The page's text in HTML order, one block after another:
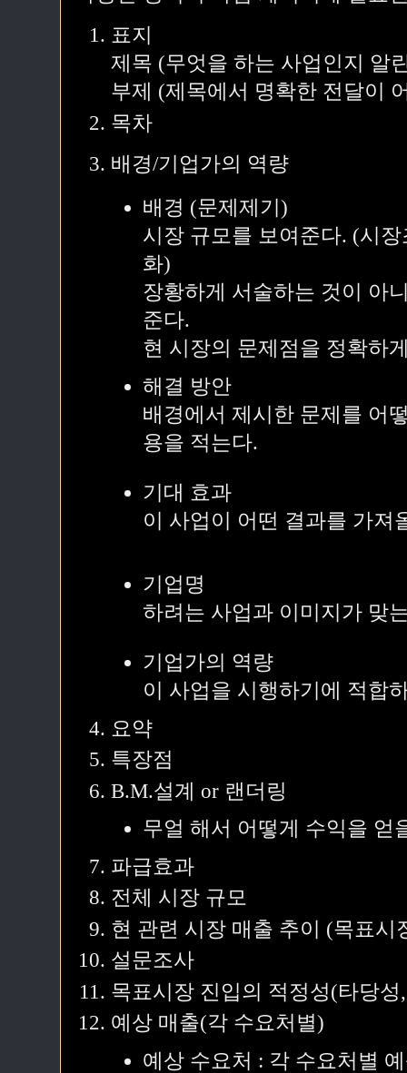
표지
제목 (무엇을 하는 사업인지 알
부제 (제목에서 명확한 전달이
목차
배경/기업가의 역량
배경 (문제제기)
시장 규모를 보여준다. (시
화)
장황하게 서술하는 것이 아
준다.
현 시장의 문제점을 정확하
해결 방안
배경에서 제시한 문제를 어
용을 적는다.
기대 효과
이 사업이 어떤 결과를 가져
기업명
하려는 사업과 이미지가 맞
기업가의 역량
이 사업을 시행하기에 적합
요약
특장점
B.M.설계 or 랜더링
무얼 해서 어떻게 수익을 얻
파급효과
전체 시장 규모
현 관련 시장 매출 추이 (목표시
설문조사
목표시장 진입의 적정성(타당성
예상 매출(각 수요처별)
예상 수요처 : 각 수요처별